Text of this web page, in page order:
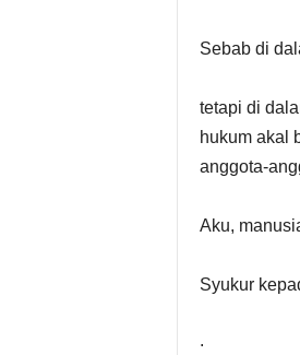
Sebab di
tetapi di
hukum akal
anggota-
Aku,
Syukur
.